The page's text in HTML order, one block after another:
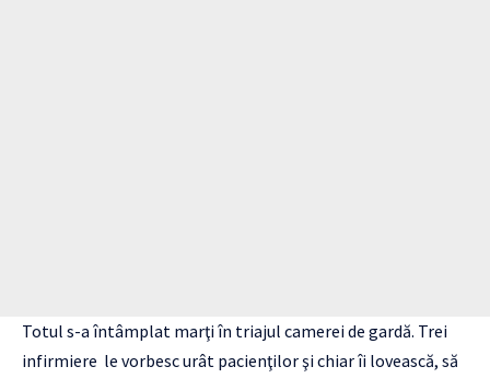
Totul s-a întâmplat marţi în triajul camerei de gardă. Trei
infirmiere le vorbesc urât pacienţilor şi chiar îi lovească, să